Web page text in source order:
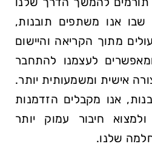
אנו משתפים תובנות,
מתוך הקריאה והיישום
לעצמנו להתחבר
אישית ומשמעותית יותר.
אנו מקבלים הזדמנות
חיבור עמוק יותר
שלנו.